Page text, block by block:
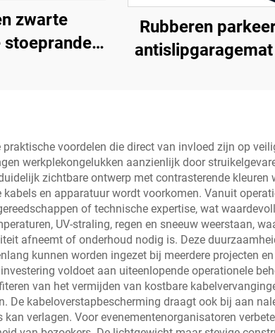
zwarte
Rubberen
voordelen die direct van invloed zijn op
werkplekongelukken aanzienlijk door
zichtbare ontwerp met contrasterende
en apparatuur wordt voorkomen. Vanuit
of technische expertise, wat
UV-straling, regen en sneeuw weerstaan,
afneemt of onderhoud nodig is. Deze
kunnen worden ingezet bij meerdere projecten
voldoet aan uiteenlopende operationele
van het vermijden van kostbare
De kabeloverstapbescherming draagt ook bij aan
verlagen. Voor evenementenorganisatoren